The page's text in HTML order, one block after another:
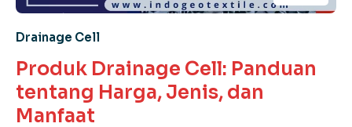
Drainage Cell
Produk Drainage Cell: Panduan
tentang Harga, Jenis, dan
Manfaat